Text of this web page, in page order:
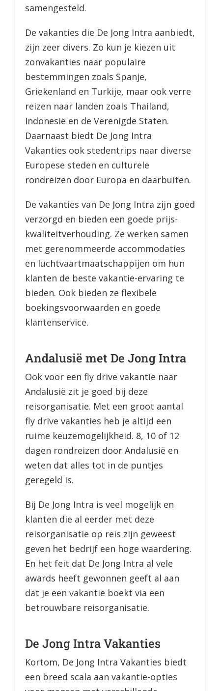
samengesteld.
De vakanties die De Jong Intra aanbiedt,
zijn zeer divers. Zo kun je kiezen uit
zonvakanties naar populaire
bestemmingen zoals Spanje,
Griekenland en Turkije, maar ook verre
reizen naar landen zoals Thailand,
Indonesië en de Verenigde Staten.
Daarnaast biedt De Jong Intra
Vakanties ook stedentrips naar diverse
Europese steden en culturele
rondreizen door Europa en daarbuiten.
De vakanties van De Jong Intra zijn goed
verzorgd en bieden een goede prijs-
kwaliteitverhouding. Ze werken samen
met gerenommeerde accommodaties
en luchtvaartmaatschappijen om hun
klanten de beste vakantie-ervaring te
bieden. Ook bieden ze flexibele
boekingsvoorwaarden en goede
klantenservice.
Andalusië met De Jong Intra
Ook voor een fly drive vakantie naar
Andalusië zit je goed bij deze
reisorganisatie. Met een groot aantal
fly drive vakanties heb je altijd een
ruime keuzemogelijkheid. 8, 10 of 12
dagen rondreizen door Andalusië en
weten dat alles tot in de puntjes
geregeld is.
Bij De Jong Intra is veel mogelijk en
klanten die al eerder met deze
reisorganisatie op reis zijn geweest
geven het bedrijf een hoge waardering.
En het feit dat De Jong Intra al vele
awards heeft gewonnen geeft al aan
dat je een vakantie boekt via een
betrouwbare reisorganisatie.
De Jong Intra Vakanties
Kortom, De Jong Intra Vakanties biedt
een breed scala aan vakantie-opties